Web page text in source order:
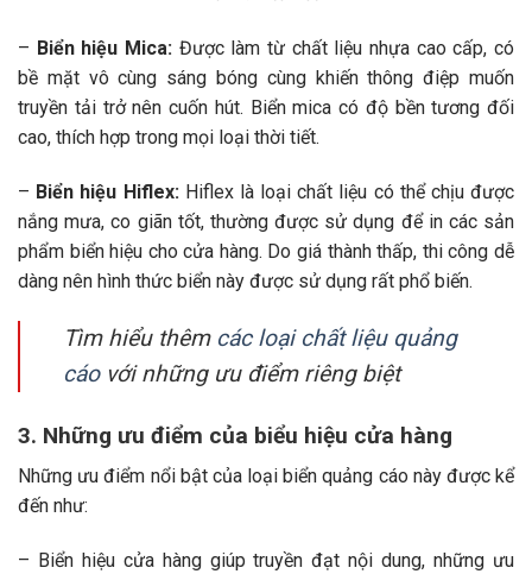
– Biển hiệu Mica: Được làm từ chất liệu nhựa cao cấp, có
bề mặt vô cùng sáng bóng cùng khiến thông điệp muốn
truyền tải trở nên cuốn hút. Biển mica có độ bền tương đối
cao, thích hợp trong mọi loại thời tiết.
– Biển hiệu Hiflex:Hiflex là loại chất liệu có thể chịu được
nắng mưa, co giãn tốt, thường được sử dụng để in các sản
phẩm biển hiệu cho cửa hàng. Do giá thành thấp, thi công dễ
dàng nên hình thức biển này được sử dụng rất phổ biến.
Tìm hiểu thêm các loại chất liệu quảng
cáovới những ưu điểm riêng biệt
3. Những ưu điểm của biểu hiệu cửa hàng
Những ưu điểm nổi bật của loại biển quảng cáo này được kể
đến như:
– Biển hiệu cửa hàng giúp truyền đạt nội dung, những ưu